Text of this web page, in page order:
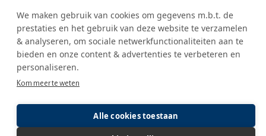
We maken gebruik van cookies om gegevens m.b.t. de
prestaties en het gebruik van deze website te verzamelen
& analyseren, om sociale netwerkfunctionaliteiten aan te
bieden en onze content & advertenties te verbeteren en
personaliseren.
Kom meer te weten
Alle cookies toestaan
Copyright © SBA Web 2026
Ambasco webdesign
Inlog editor